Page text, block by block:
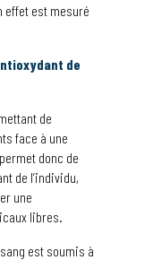
effet est mesuré
de
de
face à une
donc de
de l’individu,
une
libres.
est soumis à